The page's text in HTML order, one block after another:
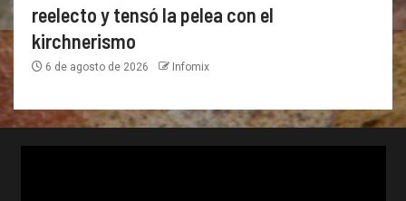
reelecto y tensó la pelea con el
kirchnerismo
6 de agosto de 2026 Infomix